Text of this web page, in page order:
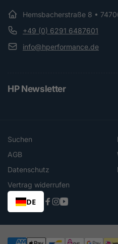
Hemsbacherstraße 8 •
+49 (0) 6291 6487601
info@hperformance.de
HP Newsletter
Suchen
AGB
Datenschutz
Vertrag widerrufen
DE
Facebook
Instagram
YouTube